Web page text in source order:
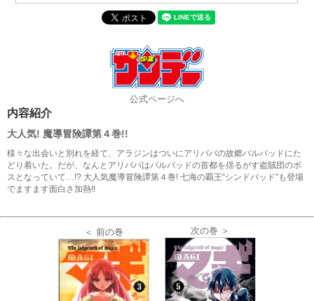
公式ページへ
内容紹介
大人気! 魔導冒険譚第４巻!!
様々な出会いと別れを経て、アラジンはついにアリババの故郷バルバッドにた
どり着いた。だが、なんとアリババはバルバッドの首都を揺るがす盗賊団のボ
スとなっていて…!? 大人気魔導冒険譚第４巻! 七海の覇王“シンドバッド”も登場
でますます面白さ加熱!!
＜ 前の巻 次の巻 ＞